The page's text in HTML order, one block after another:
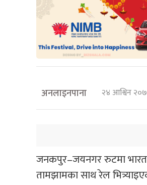
अनलाइनपाना २४ आश्विन
जनकपुर–जयनगर रुटमा
तामझामका साथ रेल